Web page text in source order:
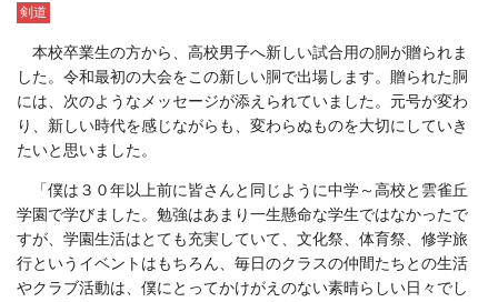
剣道
本校卒業生の方から、高校男子へ新しい試合用の胴が贈られま
した。令和最初の大会をこの新しい胴で出場します。贈られた胴
には、次のようなメッセージが添えられていました。元号が変わ
り、新しい時代を感じながらも、変わらぬものを大切にしていき
たいと思いました。
「僕は３０年以上前に皆さんと同じように中学～高校と雲雀丘
学園で学びました。勉強はあまり一生懸命な学生ではなかったで
すが、学園生活はとても充実していて、文化祭、体育祭、修学旅
行というイベントはもちろん、毎日のクラスの仲間たちとの生活
やクラブ活動は、僕にとってかけがえのない素晴らしい日々でし